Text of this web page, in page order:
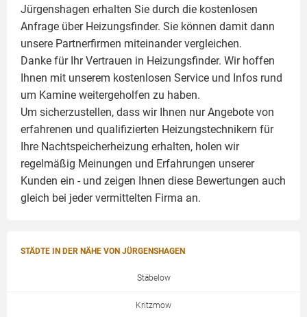
Jürgenshagen erhalten Sie durch die kostenlosen
Anfrage über Heizungsfinder. Sie können damit dann
unsere Partnerfirmen miteinander vergleichen.
Danke für Ihr Vertrauen in Heizungsfinder. Wir hoffen
Ihnen mit unserem kostenlosen Service und Infos rund
um Kamine weitergeholfen zu haben.
Um sicherzustellen, dass wir Ihnen nur Angebote von
erfahrenen und qualifizierten Heizungstechnikern für
Ihre Nachtspeicherheizung erhalten, holen wir
regelmäßig Meinungen und Erfahrungen unserer
Kunden ein - und zeigen Ihnen diese Bewertungen auch
gleich bei jeder vermittelten Firma an.
STÄDTE IN DER NÄHE VON JÜRGENSHAGEN
Stäbelow
Kritzmow